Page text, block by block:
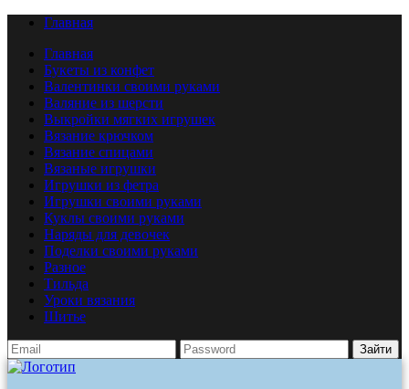
Главная
Главная
Букеты из конфет
Валентинки своими руками
Валяние из шерсти
Выкройки мягких игрушек
Вязание крючком
Вязание спицами
Вязаные игрушки
Игрушки из фетра
Игрушки своими руками
Куклы своими руками
Наряды для девочек
Поделки своими руками
Разное
Тильда
Уроки вязания
Шитье
Зайти